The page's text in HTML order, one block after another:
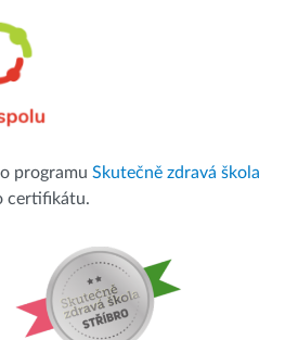
programu Skutečně zdravá škola
certifikátu.